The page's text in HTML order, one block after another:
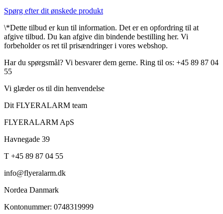
Spørg efter dit ønskede produkt
\*Dette tilbud er kun til information. Det er en opfordring til at
afgive tilbud. Du kan afgive din bindende bestilling her. Vi
forbeholder os ret til prisændringer i vores webshop.
Har du spørgsmål? Vi besvarer dem gerne. Ring til os: +45 89 87 04
55
Vi glæder os til din henvendelse
Dit FLYERALARM team
FLYERALARM ApS
Havnegade 39
T +45 89 87 04 55
info@flyeralarm.dk
Nordea Danmark
Kontonummer: 0748319999